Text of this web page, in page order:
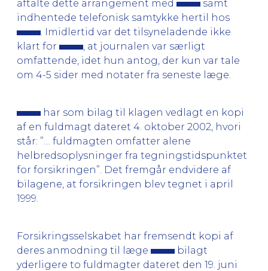
aftalte dette arrangement med
samt
indhentede telefonisk samtykke hertil hos
. Imidlertid var det tilsyneladende ikke
klart for
, at journalen var særligt
omfattende, idet hun antog, der kun var tale
om 4-5 sider med notater fra seneste læge.
har som bilag til klagen vedlagt en kopi
af en fuldmagt dateret 4. oktober 2002, hvori
står: ”… fuldmagten omfatter alene
helbredsoplysninger fra tegningstidspunktet
for forsikringen”. Det fremgår endvidere af
bilagene, at forsikringen blev tegnet i april
1999.
Forsikringsselskabet har fremsendt kopi af
deres anmodning til læge
bilagt
yderligere to fuldmagter dateret den 19. juni